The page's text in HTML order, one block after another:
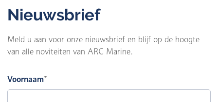
Nieuwsbrief
Meld u aan voor onze nieuwsbrief en blijf op de hoogte
van alle noviteiten van ARC Marine.
Voornaam*